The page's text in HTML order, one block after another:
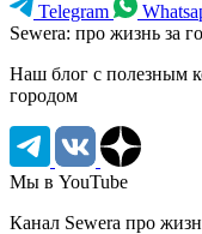
Telegram
Sewera: про жизнь за
Наш блог c полезным
городом
Мы в YouTube
Канал Sewera про